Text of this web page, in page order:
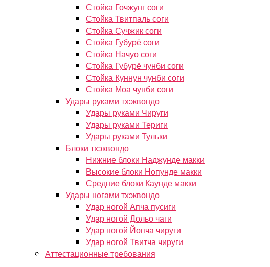
Стойка Гочжунг соги
Стойка Твитпаль соги
Стойка Сучжик соги
Стойка Губурё соги
Стойка Начуо соги
Стойка Губурё чунби соги
Стойка Куннун чунби соги
Стойка Моа чунби соги
Удары руками тхэквондо
Удары руками Чируги
Удары руками Териги
Удары руками Тульки
Блоки тхэквондо
Нижние блоки Наджунде макки
Высокие блоки Нопунде макки
Средние блоки Каунде макки
Удары ногами тхэквондо
Удар ногой Апча пусиги
Удар ногой Дольо чаги
Удар ногой Йопча чируги
Удар ногой Твитча чируги
Аттестационные требования